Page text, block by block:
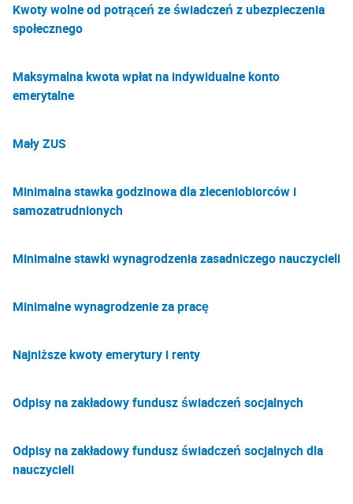
Kwoty wolne od potrąceń ze świadczeń z ubezpieczenia
społecznego
Maksymalna kwota wpłat na indywidualne konto
emerytalne
Mały ZUS
Minimalna stawka godzinowa dla zleceniobiorców i
samozatrudnionych
Minimalne stawki wynagrodzenia zasadniczego nauczycieli
Minimalne wynagrodzenie za pracę
Najniższe kwoty emerytury i renty
Odpisy na zakładowy fundusz świadczeń socjalnych
Odpisy na zakładowy fundusz świadczeń socjalnych dla
nauczycieli